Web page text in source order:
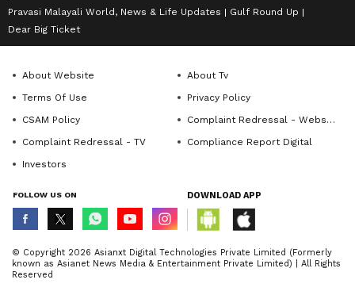
Pravasi Malayali World, News & Life Updates
Gulf Round Up
Dear Big Ticket
About Website
About Tv
Terms Of Use
Privacy Policy
CSAM Policy
Complaint Redressal - Website
Complaint Redressal - TV
Compliance Report Digital
Investors
FOLLOW US ON DOWNLOAD APP
© Copyright 2026 Asianxt Digital Technologies Private Limited (Formerly
known as Asianet News Media & Entertainment Private Limited) | All Rights
Reserved